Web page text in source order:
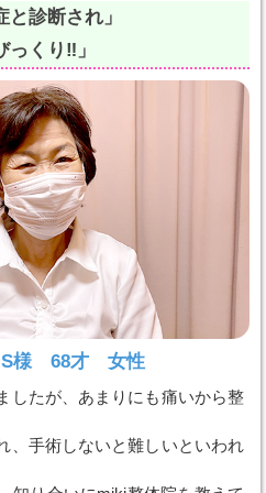
と診断され」
くり‼️」
S様 68才 女性
したが、あまりにも痛いから整
、手術しないと難しいといわれ